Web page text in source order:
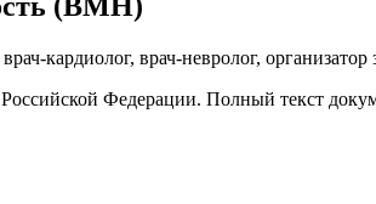
врач-кардиолог, врач-невролог,
Федерации. Полный текст